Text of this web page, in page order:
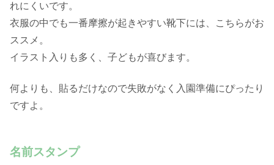
れにくいです。
衣服の中でも一番摩擦が起きやすい靴下には、こちらがお
ススメ。
イラスト入りも多く、子どもが喜びます。
何よりも、貼るだけなので失敗がなく入園準備にぴったり
ですよ。
名前スタンプ